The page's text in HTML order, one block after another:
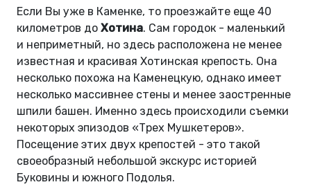
Если Вы уже в Каменке, то проезжайте еще 40
километров до Хотина. Сам городок - маленький
и неприметный, но здесь расположена не менее
известная и красивая Хотинская крепость. Она
несколько похожа на Каменецкую, однако имеет
несколько массивнее стены и менее заостренные
шпили башен. Именно здесь происходили съемки
некоторых эпизодов «Трех Мушкетеров».
Посещение этих двух крепостей - это такой
своеобразный небольшой экскурс историей
Буковины и южного Подолья.